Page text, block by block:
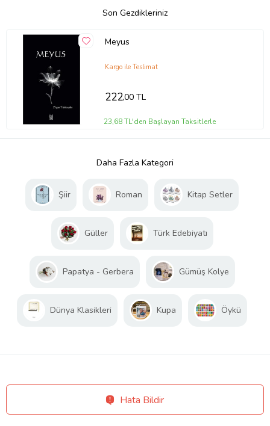
Son Gezdikleriniz
Meyus
Kargo ile Teslimat
222,00 TL
23,68 TL'den Başlayan Taksitlerle
Daha Fazla Kategori
Şiir Roman Kitap Setler
Güller Türk Edebiyatı
Papatya - Gerbera Gümüş Kolye
Dünya Klasikleri Kupa Öykü
Hata Bildir